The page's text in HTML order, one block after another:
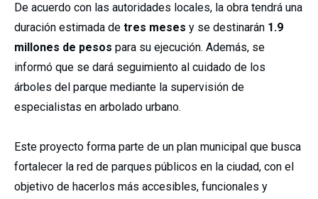
De acuerdo con las autoridades locales, la obra tendrá una
duración estimada de tres meses y se destinarán 1.9
millones de pesos para su ejecución. Además, se
informó que se dará seguimiento al cuidado de los
árboles del parque mediante la supervisión de
especialistas en arbolado urbano.
Este proyecto forma parte de un plan municipal que busca
fortalecer la red de parques públicos en la ciudad, con el
objetivo de hacerlos más accesibles, funcionales y